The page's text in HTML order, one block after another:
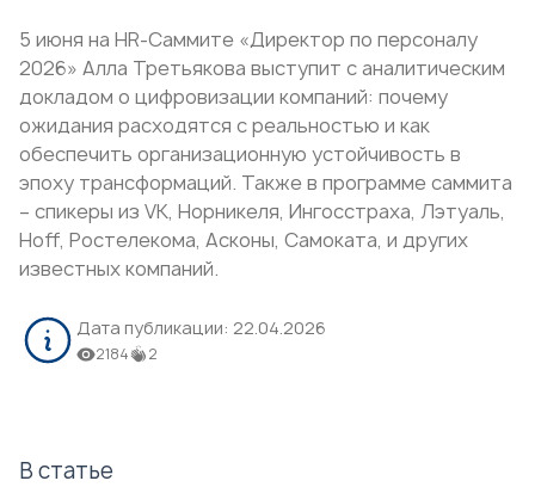
5 июня на HR-Саммите «Директор по персоналу
2026» Алла Третьякова выступит с аналитическим
докладом о цифровизации компаний: почему
ожидания расходятся с реальностью и как
обеспечить организационную устойчивость в
эпоху трансформаций. Также в программе саммита
– спикеры из VK, Норникеля, Ингосстраха, Лэтуаль,
Hoff, Ростелекома, Асконы, Самоката, и других
известных компаний.
Дата публикации: 22.04.2026
2184 2
В статье